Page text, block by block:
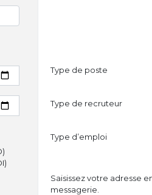
Type de poste
Type de recruteur
Type d’emploi
Saisissez votre adresse
messagerie.